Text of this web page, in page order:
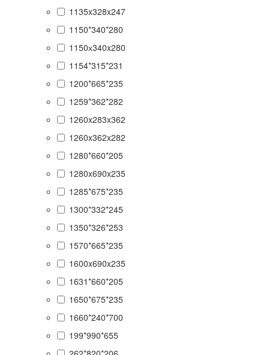
1135x328x247
1150*340*280
1150х340x280
1154*315*231
1200*665*235
1259*362*282
1260x283x362
1260x362x282
1280*660*205
1280x690x235
1285*675*235
1300*332*245
1350*326*253
1570*665*235
1600x690x235
1631*660*205
1650*675*235
1660*240*700
199*990*655